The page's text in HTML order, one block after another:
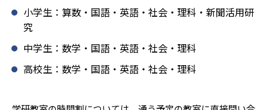
どんなデメリットがある？
学研教室のデメリットとしては、基礎をより重視している
分、生徒によっては物足りなく感じる可能性がある点だろ
う。相性が気になる場合は、近くの教室に問い合わせてみ
ることを推奨する。
小学生：算数・国語・英語・社会・理科・新聞活用研
究
中学生：数学・国語・英語・社会・理科
高校生：数学・国語・英語・社会・理科